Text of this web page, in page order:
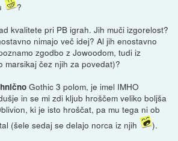
?
kvalitete pri PB igrah. Jih muči izgorelost?
nimajo več idej? Al jih enostavno
zgodbo z Jowoodom, tudi iz
marsikaj čez njih za povedat)?
Gothic 3 polom, je imel IMHO
in se mi zdi kljub hroščem veliko boljša
ki je isto hroščat, pa mu tega ni ob
(šele sedaj se delajo norca iz njih
).